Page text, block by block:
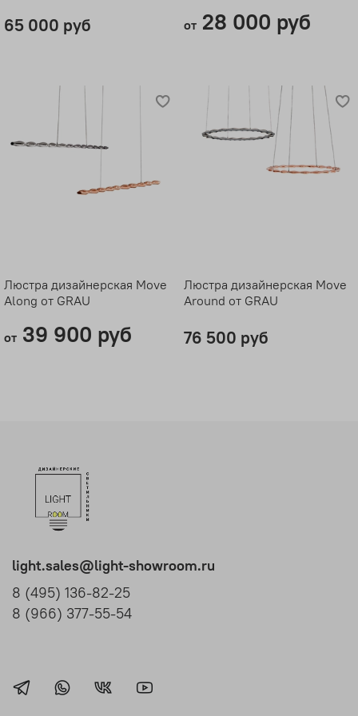
65 000 руб от28 000 руб
Люстра дизайнерская Move
Along от GRAU
от39 900 руб
Люстра дизайнерская Move
Around от GRAU
76 500 руб
light.sales@light-showroom.ru
8 (495) 136-82-25
8 (966) 377-55-54